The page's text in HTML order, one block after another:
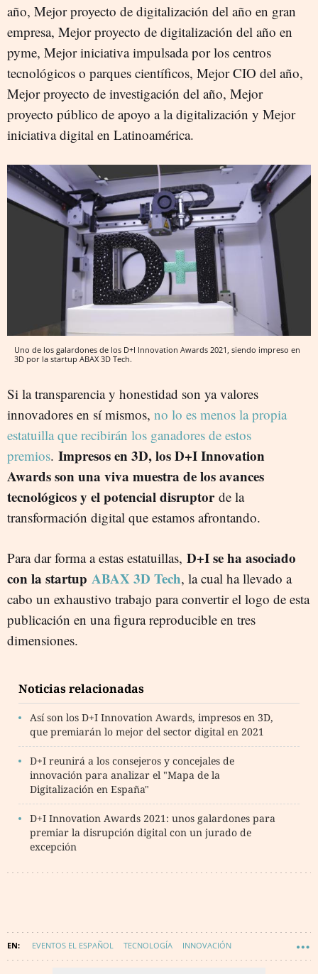
año, Mejor proyecto de digitalización del año en gran
empresa, Mejor proyecto de digitalización del año en
pyme, Mejor iniciativa impulsada por los centros
tecnológicos o parques científicos, Mejor CIO del año,
Mejor proyecto de investigación del año, Mejor
proyecto público de apoyo a la digitalización y Mejor
iniciativa digital en Latinoamérica.
Uno de los galardones de los D+I Innovation Awards 2021, siendo impreso en
3D por la startup ABAX 3D Tech.
Si la transparencia y honestidad son ya valores
innovadores en sí mismos, no lo es menos la propia
estatuilla que recibirán los ganadores de estos
premios. Impresos en 3D, los D+I Innovation
Awards son una viva muestra de los avances
tecnológicos y el potencial disruptor de la
transformación digital que estamos afrontando.
Para dar forma a estas estatuillas, D+I se ha asociado
con la startup ABAX 3D Tech, la cual ha llevado a
cabo un exhaustivo trabajo para convertir el logo de esta
publicación en una figura reproducible en tres
dimensiones.
Noticias relacionadas
Así son los D+I Innovation Awards, impresos en 3D,
que premiarán lo mejor del sector digital en 2021
D+I reunirá a los consejeros y concejales de
innovación para analizar el "Mapa de la
Digitalización en España"
D+I Innovation Awards 2021: unos galardones para
premiar la disrupción digital con un jurado de
excepción
EVENTOS EL ESPAÑOL TECNOLOGÍA INNOVACIÓN